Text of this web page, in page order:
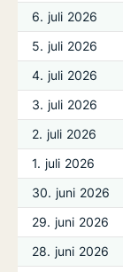
6. juli 2026
5. juli 2026
4. juli 2026
3. juli 2026
2. juli 2026
1. juli 2026
30. juni 2026
29. juni 2026
28. juni 2026